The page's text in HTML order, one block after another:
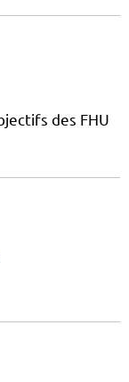
des FHU